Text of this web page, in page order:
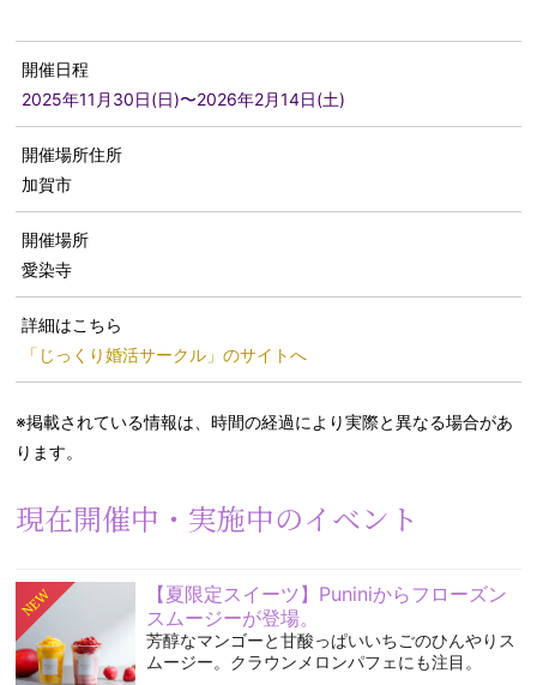
開催日程
2025年11月30日(日)〜2026年2月14日(土)
開催場所住所
加賀市
開催場所
愛染寺
詳細はこちら
「じっくり婚活サークル」のサイトへ
※掲載されている情報は、時間の経過により実際と異なる場合があ
ります。
現在開催中・実施中のイベント
NEW
【夏限定スイーツ】Puniniからフローズン
スムージーが登場。
芳醇なマンゴーと甘酸っぱいいちごのひんやりス
ムージー。クラウンメロンパフェにも注目。